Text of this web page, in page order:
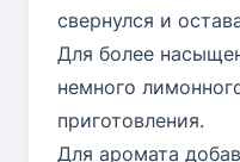
свернулся и
Для более
немного
приготовления.
Для аромата